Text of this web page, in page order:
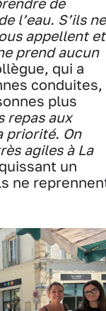
de
l’eau. S’ils ne
appellent et
prend aucun
qui a
conduites,
plus
repas aux
priorité. On
agiles à La
un
ne